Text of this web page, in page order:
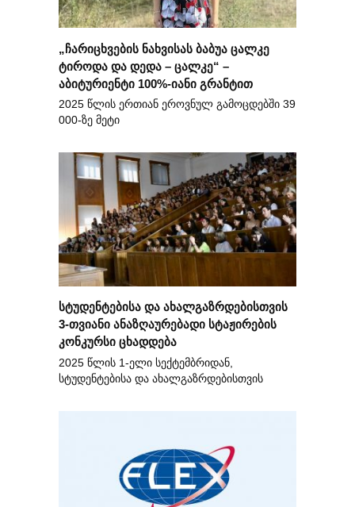
„ჩარიცხვების ნახვისას ბაბუა ცალკე
ტიროდა და დედა – ცალკე“ –
აბიტურიენტი 100%-იანი გრანტით
2025 წლის ერთიან ეროვნულ გამოცდებში 39
000-ზე მეტი
სტუდენტებისა და ახალგაზრდებისთვის
3-თვიანი ანაზღაურებადი სტაჟირების
კონკურსი ცხადდება
2025 წლის 1-ელი სექტემბრიდან,
სტუდენტებისა და ახალგაზრდებისთვის